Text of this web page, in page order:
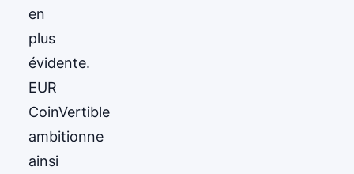
en
plus
évidente.
EUR
CoinVertible
ambitionne
ainsi